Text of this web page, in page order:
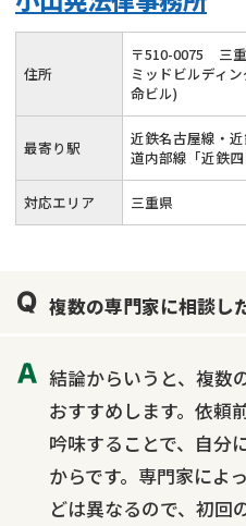
住所
〒510-0075
三
ミッドビルディ
命ビル)
最寄り駅
近鉄名古屋線・
道内部線「近鉄四
対応エリア 三重県
複数の専門家に相談し
結論からいうと、複数
おすすめします。依頼
吟味することで、自分
からです。専門家によ
どは異なるので、初回